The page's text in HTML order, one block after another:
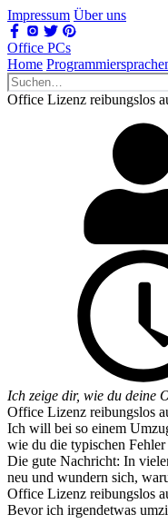
Impressum Über uns
Office PCs
Home
Office Lizenz reibungslos
Ich zeige dir, wie du deine
Office Lizenz reibungslos
Ich will bei so einem
wie du die typischen Fehler
Die gute Nachricht: In
neu und wundern sich,
Office Lizenz reibungslos
Bevor ich irgendetwas